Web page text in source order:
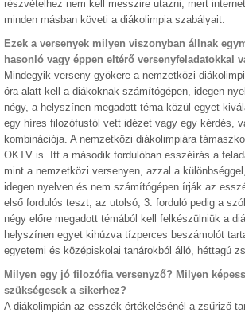
részvételhez nem kell messzire utazni, mert
minden másban követi a diákolimpia szabályait.
Ezek a versenyek milyen viszonyban állnak
hasonló vagy éppen eltérő versenyfeladatokkal
Mindegyik verseny gyökere a nemzetközi
óra alatt kell a diákoknak számítógépen, idegen
négy, a helyszínen megadott téma közül egyet
egy híres filozófustól vett idézet vagy egy kérdés,
kombinációja. A nemzetközi diákolimpiára
OKTV is. Itt a második fordulóban esszéírás a
mint a nemzetközi versenyen, azzal a
idegen nyelven és nem számítógépen írják az
első fordulós teszt, az utolsó, 3. forduló pedig a
négy előre megadott témából kell felkészülniük a
helyszínen egyet kihúzva tízperces beszámolót
egyetemi és középiskolai tanárokból álló, héttagú
Milyen egy jó filozófia versenyző? Milyen
szükségesek a sikerhez?
A diákolimpián az esszék értékelésénél a zsűriző